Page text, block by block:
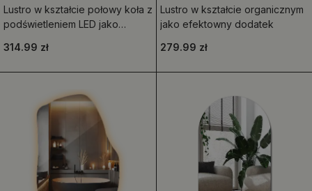
Lustro w kształcie połowy koła z
podświetleniem LED jako
314.99 zł
Lustro w kształcie organicznym
jako efektowny dodatek
279.99 zł